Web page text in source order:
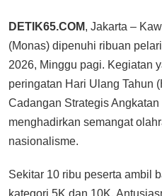
DETIK65.COM, Jakarta –
(Monas) dipenuhi ribuan
2026, Minggu pagi. Kegiatan
peringatan Hari Ulang Tahun
Cadangan Strategis
menghadirkan semangat
nasionalisme.
Sekitar 10 ribu peserta ambil
kategori 5K dan 10K.